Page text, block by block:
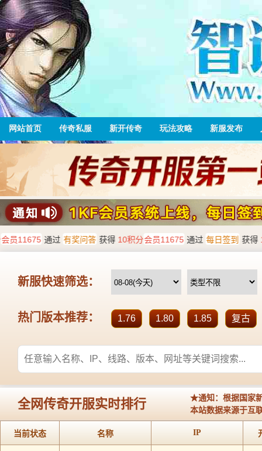
网站首页 传奇私服 新开传奇 玩法攻略 新服发布